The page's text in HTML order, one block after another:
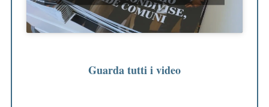
Guarda tutti i video